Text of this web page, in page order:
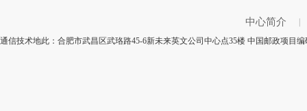
中心简介
|
通信技术地此：合肥市武昌区武珞路45-6新未来英文公司中心点35楼 中国邮政项目